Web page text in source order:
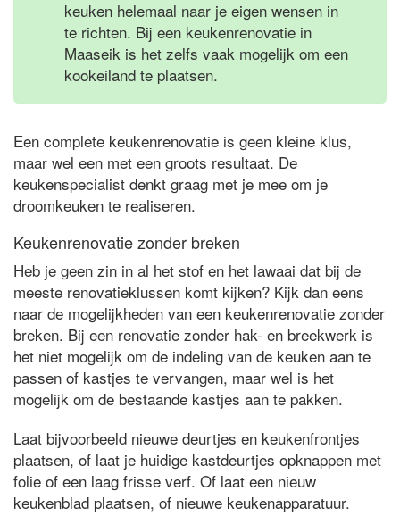
keuken helemaal naar je eigen wensen in
te richten. Bij een keukenrenovatie in
Maaseik is het zelfs vaak mogelijk om een
kookeiland te plaatsen.
Een complete keukenrenovatie is geen kleine klus,
maar wel een met een groots resultaat. De
keukenspecialist denkt graag met je mee om je
droomkeuken te realiseren.
Keukenrenovatie zonder breken
Heb je geen zin in al het stof en het lawaai dat bij de
meeste renovatieklussen komt kijken? Kijk dan eens
naar de mogelijkheden van een keukenrenovatie zonder
breken. Bij een renovatie zonder hak- en breekwerk is
het niet mogelijk om de indeling van de keuken aan te
passen of kastjes te vervangen, maar wel is het
mogelijk om de bestaande kastjes aan te pakken.
Laat bijvoorbeeld nieuwe deurtjes en keukenfrontjes
plaatsen, of laat je huidige kastdeurtjes opknappen met
folie of een laag frisse verf. Of laat een nieuw
keukenblad plaatsen, of nieuwe keukenapparatuur.